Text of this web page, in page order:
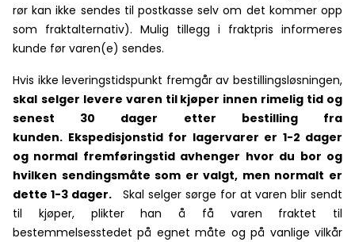
rør kan ikke sendes til postkasse selv om det kommer opp
som fraktalternativ). Mulig tillegg i fraktpris informeres
kunde før varen(e) sendes.
Hvis ikke leveringstidspunkt fremgår av bestillingsløsningen,
skal selger levere varen til kjøper innen rimelig tid og
senest 30 dager etter bestilling fra
kunden. Ekspedisjonstid for lagervarer er 1-2 dager
og normal fremføringstid avhenger hvor du bor og
hvilken sendingsmåte som er valgt, men normalt er
dette 1-3 dager.Skal selger sørge for at varen blir sendt
til kjøper, plikter han å få varen fraktet til
bestemmelsesstedet på egnet måte og på vanlige vilkår